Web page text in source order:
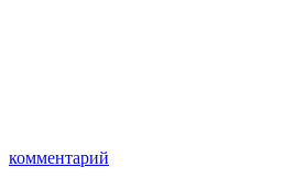
комментарий